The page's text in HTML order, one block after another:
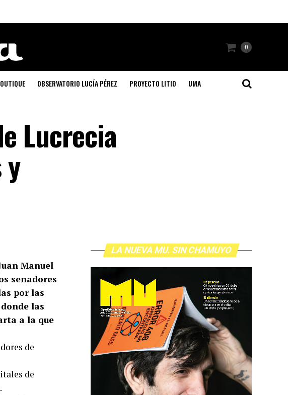
0
OBSERVATORIO LUCÍA PÉREZ PROYECTO LITIO UMA
Lucrecia
Manuel
senadores
por las
las
a la que
de
de
LA NUEVA MU. SIN CHAMUYO